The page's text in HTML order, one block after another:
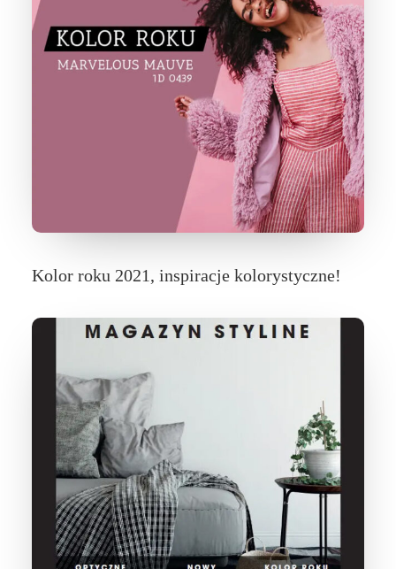
Kolor roku 2021, inspiracje kolorystyczne!